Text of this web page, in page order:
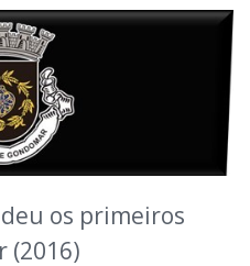
os primeiros
(2016)